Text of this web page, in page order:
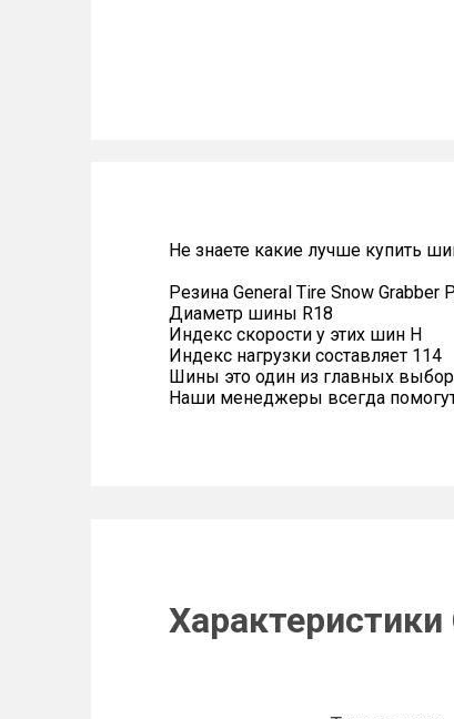
Не знаете какие лучше купить
Резина General Tire Snow Grabber
Диаметр шины R18
Индекс скорости у этих шин H
Индекс нагрузки составляет 114
Шины это один из главных
Наши менеджеры всегда